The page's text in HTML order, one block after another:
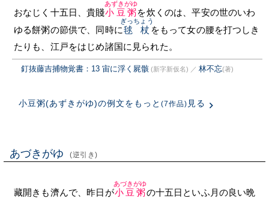
おなじく十五日、貴賤小豆粥
あずきがゆ
を炊くのは、平安の世のいわ
ゆる餅粥の節供で、同時に毬杖
ぎっちょう
をもって女の腰を打つしき
たりも、江戸をはじめ諸国に見られた。
釘抜藤吉捕物覚書：13 宙に浮く屍骸 (新字新仮名) ／ 林不忘(著)
小豆粥(あずきがゆ)の例文をもっと (7作品) 見る
あづきがゆ (逆引き)
藏開きも濟んで、昨日が小豆粥
あづきがゆ
の十五日といふ月の良い晩